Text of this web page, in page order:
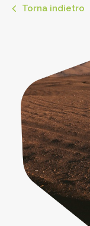
Torna indietro